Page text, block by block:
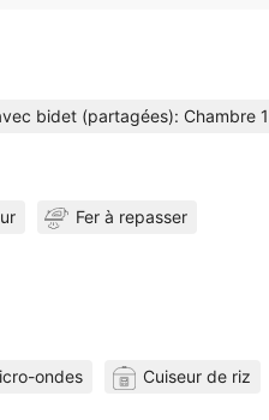
bidet (partagées): Chambre 1
Fer à repasser
ondes Cuiseur de riz